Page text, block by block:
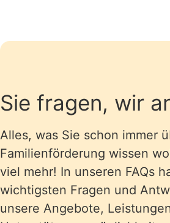
Sie fragen, wir
Alles, was Sie schon immer
Familienförderung wissen
viel mehr! In unseren FAQs
wichtigsten Fragen und
unsere Angebote,